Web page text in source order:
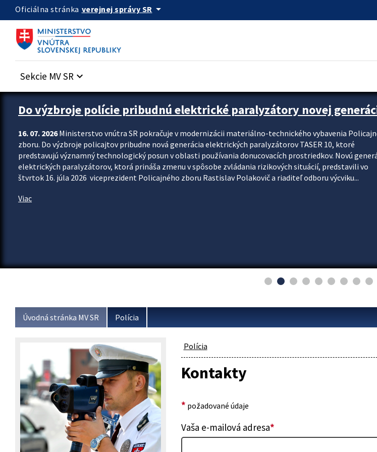
Preskocit na hlavný obsah
Oficiálna stránka verejnej správy SR arrow_drop_down
Sekcie MV SR keyboard_arrow_down
Zastavit automatický posun upútavok
Do výzbroje polície pribudnú elektrické paralyzátory novej
16. 07. 2026Ministerstvo vnútra SR pokračuje v modernizácii materiálno-technického vybavenia
zboru. Do výzbroje policajtov pribudne nová generácia elektrických paralyzátorov TASER 10, ktoré
predstavujú významný technologický posun v oblasti používania donucovacích prostriedkov. Novú
elektrických paralyzátorov, ktorá prináša zmenu v spôsobe zvládania rizikových situácií, predstavili vo
štvrtok 16. júla 2026 viceprezident Policajného zboru Rastislav Polakovič a riaditeľ odboru výcviku...
Viac
Úvodná stránka MV SR Polícia
Polícia
Kontakty
* požadované údaje
Vaša e-mailová adresa*